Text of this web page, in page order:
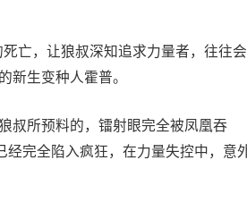
亡，让狼叔深知追求力量者，往往会
新生变种人霍普。
叔所预料的，镭射眼完全被凤凰吞
经完全陷入疯狂，在力量失控中，意